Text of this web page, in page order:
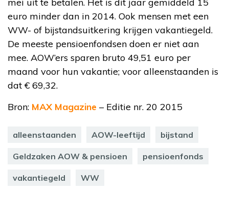
euro minder dan in 2014. Ook mensen met een
WW- of bijstandsuitkering krijgen vakantiegeld.
De meeste pensioenfondsen doen er niet aan
mee. AOW’ers sparen bruto 49,51 euro per
maand voor hun vakantie; voor alleenstaanden is
dat € 69,32.
Bron: MAX Magazine – Editie nr. 20 2015
alleenstaanden AOW-leeftijd bijstand
Geldzaken AOW & pensioen pensioenfonds
vakantiegeld WW